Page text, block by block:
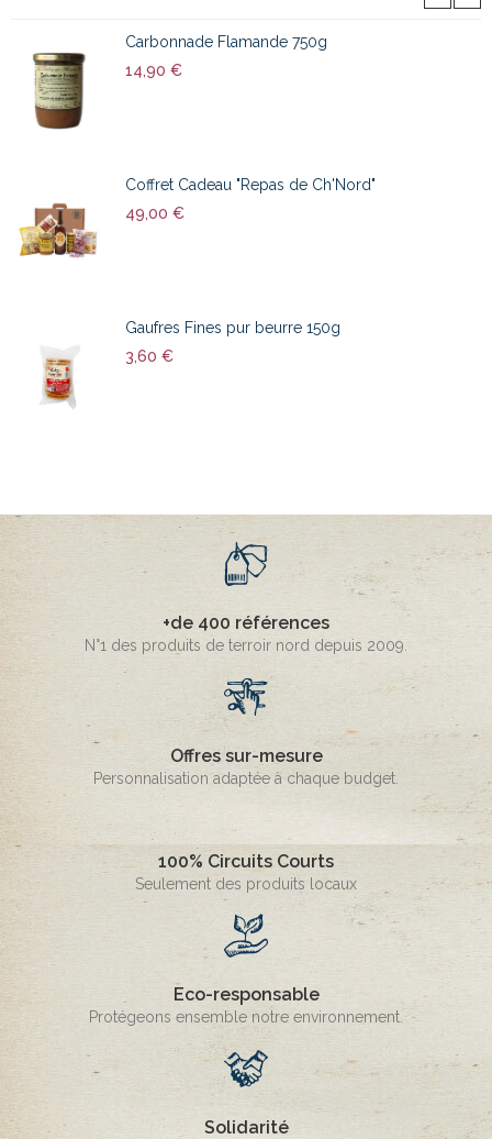
Carbonnade Flamande 750g
14,90 €
Coffret Cadeau "Repas de Ch'Nord"
49,00 €
Gaufres Fines pur beurre 150g
3,60 €
+de 400 références
N°1 des produits de terroir nord depuis 2009.
Offres sur-mesure
Personnalisation adaptée à chaque budget.
100% Circuits Courts
Seulement des produits locaux
Eco-responsable
Protégeons ensemble notre environnement.
Solidarité